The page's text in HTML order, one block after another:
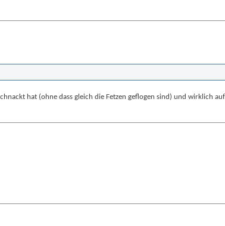
hat (ohne dass gleich die Fetzen geflogen sind) und wirklich